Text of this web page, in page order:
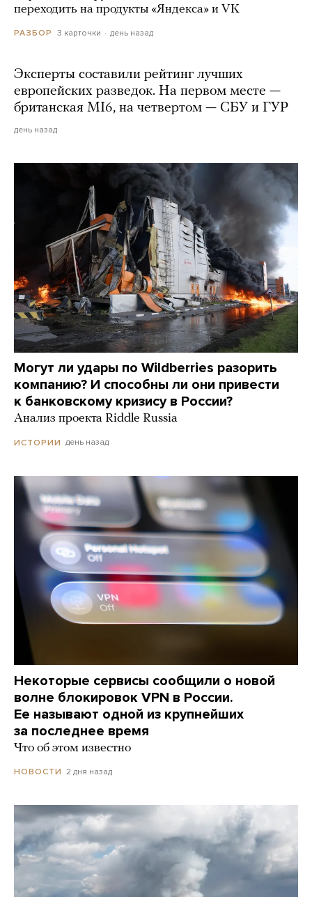
переходить на продукты «Яндекса» и VK
РАЗБОР 3 карточки день назад
Эксперты составили рейтинг лучших
европейских разведок. На первом месте —
британская MI6, на четвертом — СБУ и ГУР
день назад
Могут ли удары по Wildberries разорить
компанию? И способны ли они привести
к банковскому кризису в России?
Анализ проекта Riddle Russia
ИСТОРИИ день назад
Некоторые сервисы сообщили о новой
волне блокировок VPN в России.
Ее называют одной из крупнейших
за последнее время
Что об этом известно
НОВОСТИ 2 дня назад